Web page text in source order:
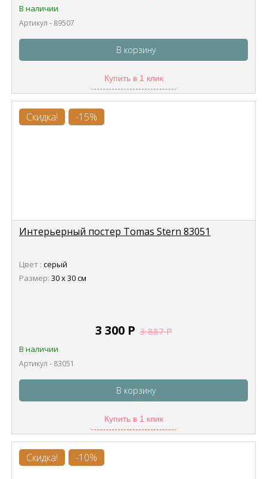
В наличии
Артикул - 89507
В корзину
Купить в 1 клик
Скидка! -15%
Интерьерный постер Tomas Stern 83051
Цвет : серый
Размер: 30 х 30 см
3 300 Р 3 887Р
В наличии
Артикул - 83051
В корзину
Купить в 1 клик
Скидка! -10%